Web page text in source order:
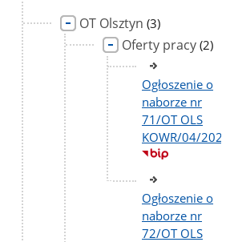
OT Olsztyn liczba
podstron
(3)
Oferty pracy liczba
(2)
Ogłoszenie o
naborze nr
71/OT OLS
KOWR/04/2026
Ogłoszenie o
naborze nr
72/OT OLS